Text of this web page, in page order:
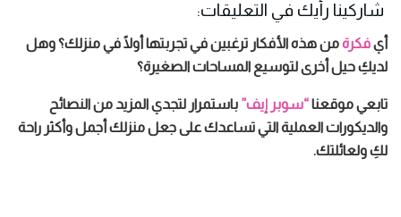
شاركينا رأيك في التعليقات:
أيفكرةمن هذه الأفكار ترغبين في تجربتها أولًا في منزلك؟ وهل
لديكِ حيل أخرى لتوسيع المساحات الصغيرة؟
تابعي موقعنا “سوبر إيف” باستمرار لتجدي المزيد من النصائح
والديكورات العملية التي تساعدك على جعل منزلك أجمل وأكثر راحة
لكِ ولعائلتك.